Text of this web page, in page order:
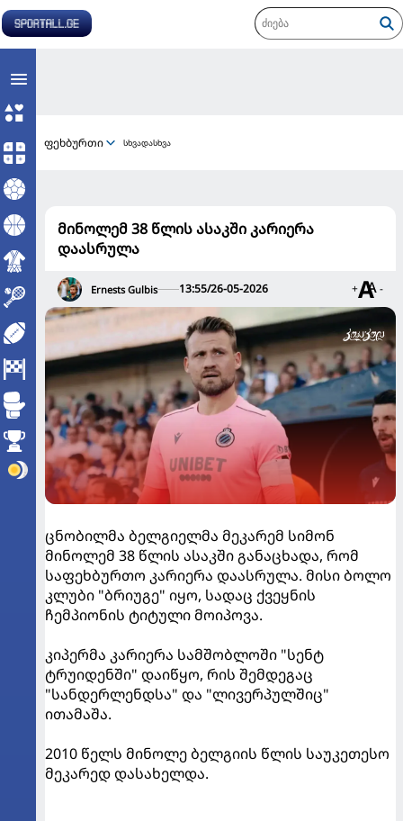
ფეხბურთი სხვადასხვა
მინოლემ 38 წლის ასაკში კარიერა
დაასრულა
Ernests Gulbis 13:55/26-05-2026 + -
ცნობილმა ბელგიელმა მეკარემ სიმონ
მინოლემ 38 წლის ასაკში განაცხადა, რომ
საფეხბურთო კარიერა დაასრულა. მისი ბოლო
კლუბი "ბრიუგე" იყო, სადაც ქვეყნის
ჩემპიონის ტიტული მოიპოვა.
კიპერმა კარიერა სამშობლოში "სენტ
ტრუიდენში" დაიწყო, რის შემდეგაც
"სანდერლენდსა" და "ლივერპულშიც"
ითამაშა.
2010 წელს მინოლე ბელგიის წლის საუკეთესო
მეკარედ დასახელდა.